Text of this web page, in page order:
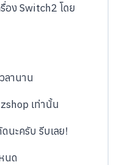
อง Switch2 โดย
ลานาน
เท่านั้น
นะครับ รีบเลย!
นด